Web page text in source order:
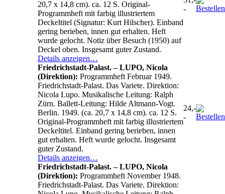
20,7 x 14,8 cm). ca. 12 S. Original-
Programmheft mit farbig illustriertem
Deckeltitel (Signatur: Kurt Hilscher). Einband
gering berieben, innen gut erhalten. Heft
wurde gelocht. Notiz über Besuch (1950) auf
Deckel oben. Insgesamt guter Zustand.
Details anzeigen…
-
Friedrichstadt-Palast. – LUPO, Nicola
(Direktion): Programmheft Februar 1949.
Friedrichstadt-Palast. Das Variete. Direktion:
Nicola Lupo. Musikalische Leitung: Ralph
Zürn. Ballett-Leitung: Hilde Altmann-Vogt.
Berlin. 1949. (ca. 20,7 x 14,8 cm). ca. 12 S.
Original-Programmheft mit farbig illustriertem
Deckeltitel. Einband gering berieben, innen
gut erhalten. Heft wurde gelocht. Insgesamt
guter Zustand.
Details anzeigen…
24,-
-
Friedrichstadt-Palast. – LUPO, Nicola
(Direktion): Programmheft November 1948.
Friedrichstadt-Palast. Das Variete. Direktion: